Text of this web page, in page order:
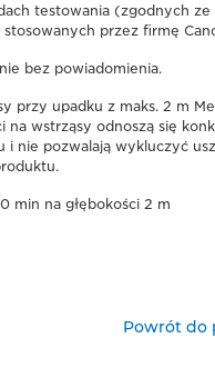
testowania (zgodnych ze
przez firmę
bez powiadomienia.
przy upadku z maks. 2 m
na wstrząsy odnoszą się
i nie pozwalają wykluczyć
min na głębokości 2 m
Powrót do